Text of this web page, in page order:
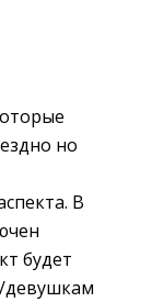
но
В
будет